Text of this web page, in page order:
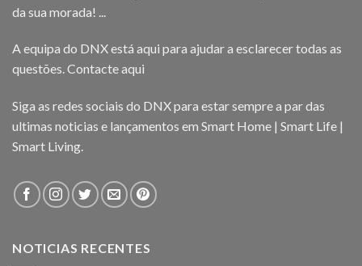
da sua morada! ...
A equipa do DNX está aqui para ajudar a esclarecer todas as
questões.Contacte aqui
Siga as redes sociais do DNX para estar sempre a par das
ultimas noticias e lançamentos em Smart Home | Smart Life |
Smart Living.
NOTICIAS RECENTES